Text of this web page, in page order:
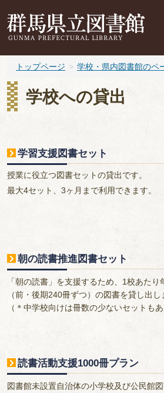
トップページ 学校・県内図書館のペ
学校への貸出
学習支援図書セット
授業に役立つ図書セットの貸出です。
最大4セット、3ヶ月まで利用できます。
朝の読書推進図書セット
「朝の読書」を支援するため、1校あたり
（前・後期240冊ずつ）の図書を貸し出し
（＊中学校向けは冊数の少ないセットもあ
読書活動支援1000冊プラン
図書館未設置自治体の小学校及び公民館